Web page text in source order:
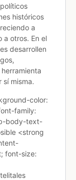
históricos
a
a otros. En el
desarrollen
sí misma.
color:
family:
body-text-
<strong
font-size: